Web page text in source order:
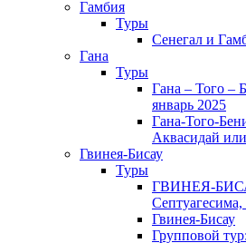
Гамбия
Туры
Сенегал и
Гана
Туры
Гана – Того –
январь 2025
Гана-Того-
Аквасидай
Гвинея-Бисау
Туры
ГВИНЕЯ-
Гвинея-Бисау
Групповой